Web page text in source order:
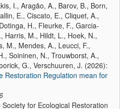
I., Aragão, A., Barov, B., Born,
E., Ciscato, E., Cliquet, A.,
H., Fleurke, F., Garcia-
Harris, M., Hildt, L., Hoek, N.,
M., Mendes, A., Leucci, F.,
Soininen, N., Trouwborst, A.,
G., Verschuuren, J. (2026):
Restoration Regulation mean for
for Ecological Restoration